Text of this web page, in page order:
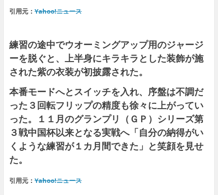
引用元： Yahoo!ニュース
練習の途中でウオーミングアップ用のジャージ
ーを脱ぐと、上半身にキラキラとした装飾が施
された紫の衣装が初披露された。
本番モードへとスイッチを入れ、序盤は不調だ
った３回転フリップの精度も徐々に上がってい
った。１１月のグランプリ（ＧＰ）シリーズ第
３戦中国杯以来となる実戦へ「自分の納得がい
くような練習が１カ月間できた」と笑顔を見せ
た。
引用元： Yahoo!ニュース